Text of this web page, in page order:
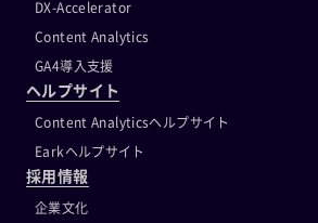
DX-Accelerator
Content Analytics
GA4導入支援
ヘルプサイト
Content Analyticsヘルプサイト
Earkヘルプサイト
採用情報
企業文化